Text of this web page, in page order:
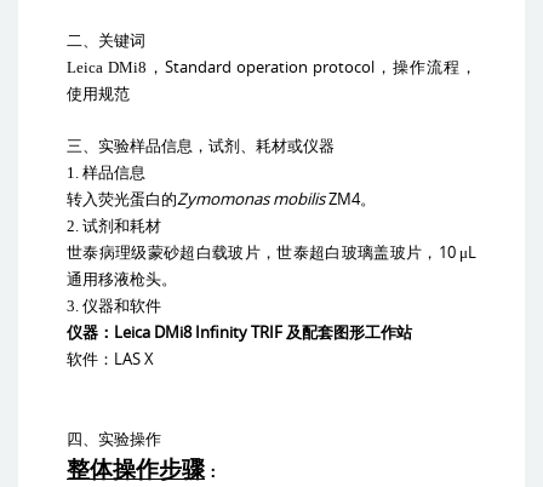
二、关键词
Leica DMi8 ， Standard operation protocol ，操作流程，
使用规范
三、实验样品信息，试剂、耗材或仪器
1. 样品信息
转入荧光蛋白的Zymomonas mobilisZM4。
2. 试剂和耗材
世泰病理级蒙砂超白载玻片，世泰超白玻璃盖玻片， 10 μL
通用移液枪头。
3. 仪器和软件
仪器： Leica DMi8 Infinity TRIF 及配套图形工作站
软件： LAS X
四、实验操作
整体操作步骤：